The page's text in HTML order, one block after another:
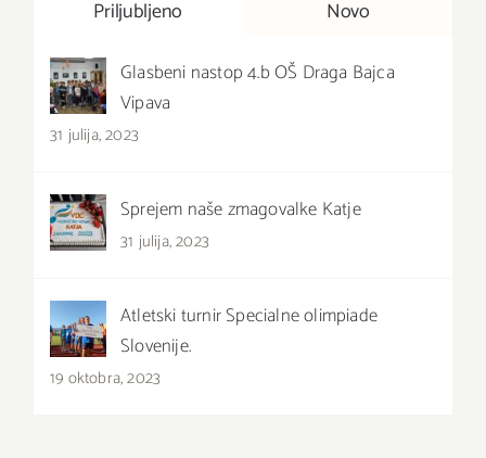
Priljubljeno Novo
Glasbeni nastop 4.b OŠ Draga Bajca
Vipava
31 julija, 2023
Sprejem naše zmagovalke Katje
31 julija, 2023
Atletski turnir Specialne olimpiade
Slovenije.
19 oktobra, 2023